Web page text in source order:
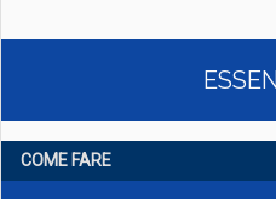
COME FARE